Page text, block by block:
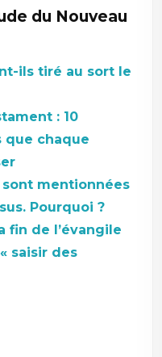
du Nouveau
ils tiré au sort le
: 10
que chaque
mentionnées
Pourquoi ?
fin de l’évangile
saisir des